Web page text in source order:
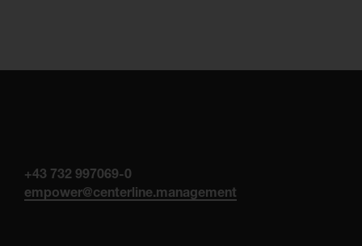
+43 732 997069-0
empower@centerline.management